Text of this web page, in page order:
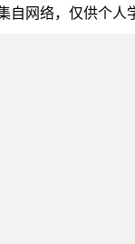
自网络，仅供个人